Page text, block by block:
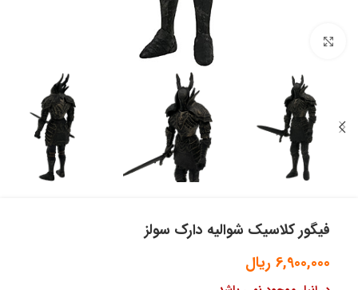
فیگور کلاسیک شوالیه دارک سولز
6,900,000 ریال